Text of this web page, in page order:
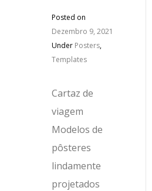
Posted on
Dezembro 9, 2021
Under Posters,
Templates
Cartaz de
viagem
Modelos de
pôsteres
lindamente
projetados